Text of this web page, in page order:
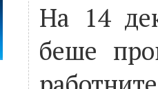
На 14
беше